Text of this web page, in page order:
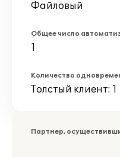
Файловый
Общее число
1
Количество
Толстый клиент: 1
Партнер,